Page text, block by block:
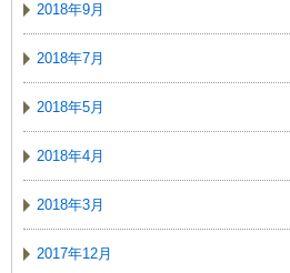
2018年9月
2018年7月
2018年5月
2018年4月
2018年3月
2017年12月